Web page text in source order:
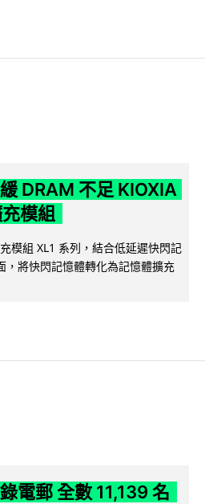
DRAM 不足 KIOXIA
模組
模組 XL1 系列，結合低延遲快閃記
，將快閃記憶體轉化為記憶體擴充
電郵 全數 11,139 名